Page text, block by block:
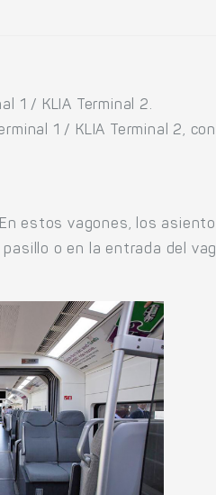
1 / KLIA Terminal 2.
1 / KLIA Terminal 2,
estos vagones, los
o en la entrada del